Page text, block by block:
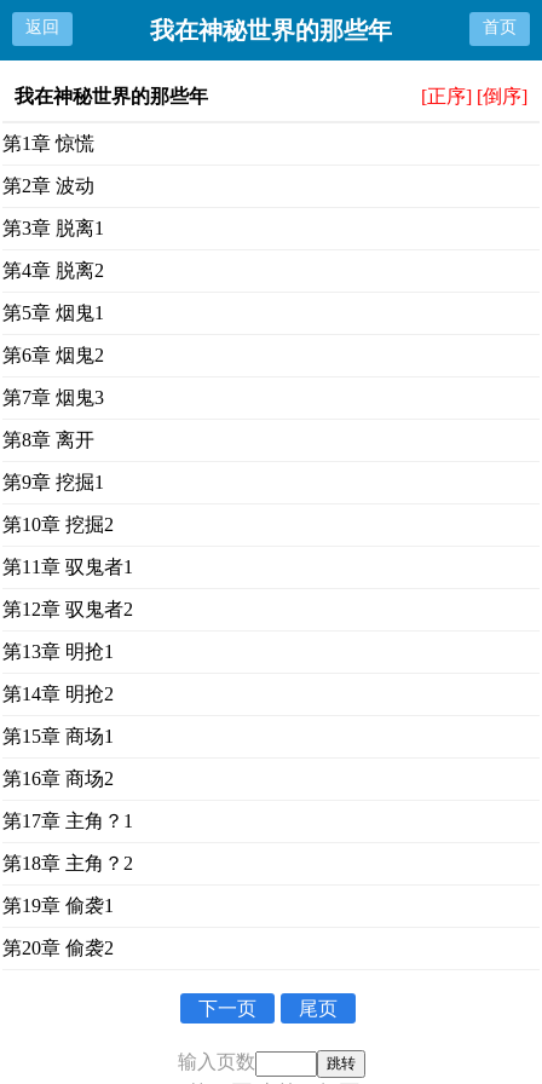
返回 我在神秘世界的那些年 首页
我在神秘世界的那些年 [正序] [倒序]
第1章 惊慌
第2章 波动
第3章 脱离1
第4章 脱离2
第5章 烟鬼1
第6章 烟鬼2
第7章 烟鬼3
第8章 离开
第9章 挖掘1
第10章 挖掘2
第11章 驭鬼者1
第12章 驭鬼者2
第13章 明抢1
第14章 明抢2
第15章 商场1
第16章 商场2
第17章 主角？1
第18章 主角？2
第19章 偷袭1
第20章 偷袭2
下一页 尾页
输入页数